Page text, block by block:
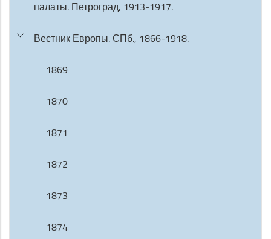
палаты. Петроград, 1913-1917.
Вестник Европы. СПб., 1866-1918.
1869
1870
1871
1872
1873
1874